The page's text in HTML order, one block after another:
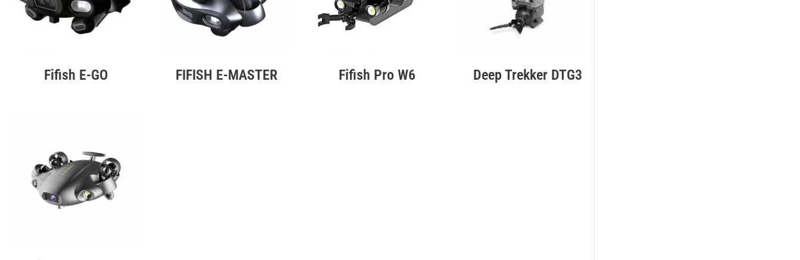
Fifish E-GO FIFISH E-MASTER Fifish Pro W6 Deep Trekker DTG3